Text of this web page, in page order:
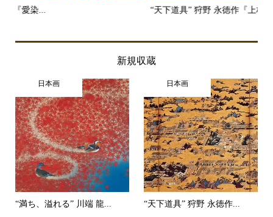
“天下道具” 狩野 永徳作『上杉本洛...
新規収蔵
日本画
“満ち、溢れる” 川端 龍...
日本画
“天下道具” 狩野 永徳作...